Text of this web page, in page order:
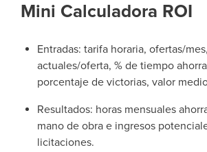
Mini Calculadora ROI
Entradas: tarifa horaria, ofertas/
actuales/oferta, % de tiempo
porcentaje de victorias, valor
Resultados: horas mensuales
mano de obra e ingresos
licitaciones.